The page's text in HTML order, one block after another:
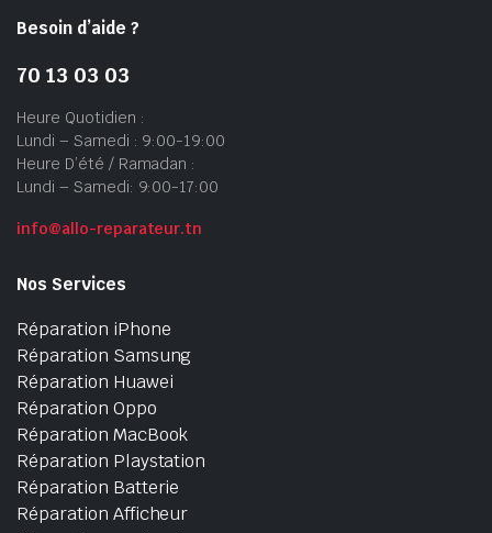
Besoin d’aide ?
70 13 03 03
Heure Quotidien :
Lundi – Samedi : 9:00-19:00
Heure D’été / Ramadan :
Lundi – Samedi: 9:00-17:00
info@allo-reparateur.tn
Nos Services
Réparation iPhone
Réparation Samsung
Réparation Huawei
Réparation Oppo
Réparation MacBook
Réparation Playstation
Réparation Batterie
Réparation Afficheur